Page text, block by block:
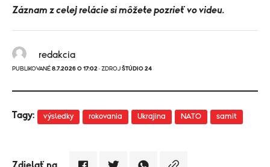
Záznam z celej relácie si môžete pozrieť vo videu.
redakcia
PUBLIKOVANÉ 8.7.2026 O 17:02 · ZDROJ ŠTÚDIO 24
Tagy: výsledky rokovania Ukrajina NATO samit